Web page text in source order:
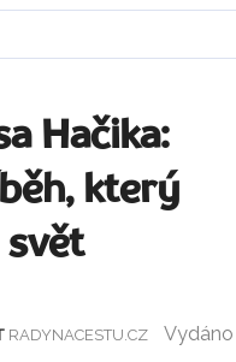
Hačika:
který
RADYNACESTU.CZ
Vydáno